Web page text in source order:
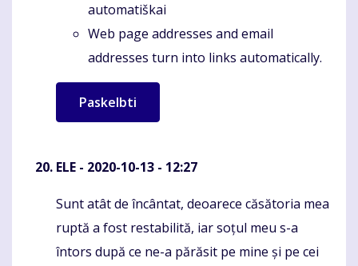
automatiškai
Web page addresses and email
addresses turn into links automatically.
ELE - 2020-10-13 - 12:27
Komentaras
Sunt atât de încântat, deoarece căsătoria mea
ruptă a fost restabilită, iar soțul meu s-a
întors după ce ne-a părăsit pe mine și pe cei